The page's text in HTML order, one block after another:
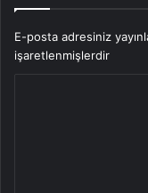
E-posta adresiniz
işaretlenmişlerdir